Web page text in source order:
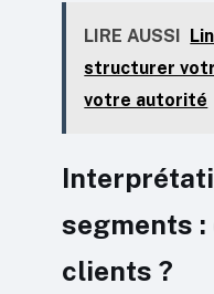
LIRE AUSSI
structurer
votre autorité
segments :
clients ?